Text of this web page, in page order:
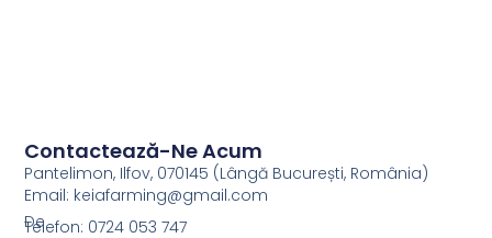
De
Contactează-Ne Acum
Pantelimon, Ilfov, 070145 (Lângă București, România)
Email: keiafarming@gmail.com
Telefon: 0724 053 747